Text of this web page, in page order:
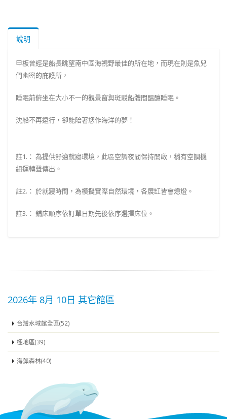
說明
甲板曾經是船長眺望南中國海視野最佳的所在地，而現在則是魚兒
們幽密的庇護所，
睡眠前俯坐在大小不一的觀景窗與斑駁船體間醞釀睡眠。
沈船不再遠行，卻能陪著您作海洋的夢！
註1.： 為提供舒適就寢環境，此區空調夜間保持開啟，稍有空調機
組運轉聲傳出。
註2.： 於就寢時間，為模擬實際自然環境，各展缸皆會熄燈。
註3.： 鋪床順序依訂單日期先後依序選擇床位。
2026年 8月 10日 其它館區
台灣水域館全區(52)
極地區(39)
海藻森林(40)